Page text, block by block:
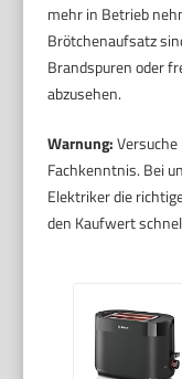
mehr in Betrieb
Brötchenaufsatz
Brandspuren oder
abzusehen.
Warnung:
Fachkenntnis. Bei
Elektriker die
den Kaufwert